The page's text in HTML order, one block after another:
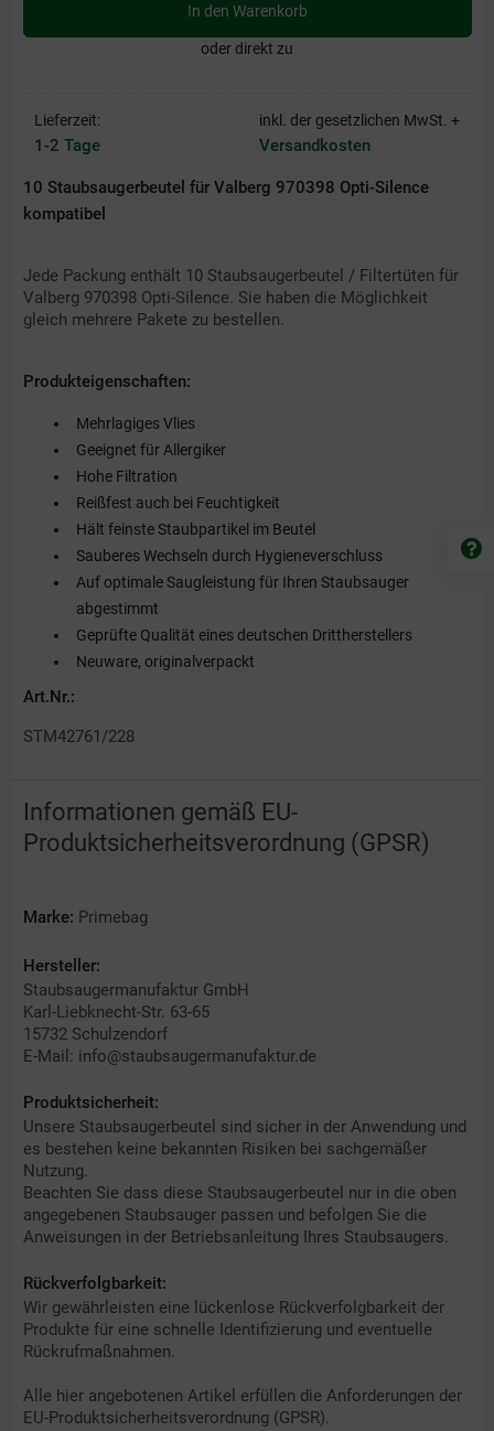
In den Warenkorb
oder direkt zu
Lieferzeit:
1-2 Tage
inkl. der gesetzlichen MwSt. +
Versandkosten
10 Staubsaugerbeutel für Valberg 970398 Opti-Silence
kompatibel
Jede Packung enthält 10 Staubsaugerbeutel / Filtertüten für
Valberg 970398 Opti-Silence. Sie haben die Möglichkeit
gleich mehrere Pakete zu bestellen.
Produkteigenschaften:
Mehrlagiges Vlies
Geeignet für Allergiker
Hohe Filtration
Reißfest auch bei Feuchtigkeit
Hält feinste Staubpartikel im Beutel
Sauberes Wechseln durch Hygieneverschluss
Auf optimale Saugleistung für Ihren Staubsauger
abgestimmt
Geprüfte Qualität eines deutschen Drittherstellers
Neuware, originalverpackt
Art.Nr.:
STM42761/228
Informationen gemäß EU-
Produktsicherheitsverordnung (GPSR)
Marke: Primebag
Hersteller:
Staubsaugermanufaktur GmbH
Karl-Liebknecht-Str. 63-65
15732 Schulzendorf
E-Mail: info@staubsaugermanufaktur.de
Produktsicherheit:
Unsere Staubsaugerbeutel sind sicher in der Anwendung und
es bestehen keine bekannten Risiken bei sachgemäßer
Nutzung.
Beachten Sie dass diese Staubsaugerbeutel nur in die oben
angegebenen Staubsauger passen und befolgen Sie die
Anweisungen in der Betriebsanleitung Ihres Staubsaugers.
Rückverfolgbarkeit:
Wir gewährleisten eine lückenlose Rückverfolgbarkeit der
Produkte für eine schnelle Identifizierung und eventuelle
Rückrufmaßnahmen.
Alle hier angebotenen Artikel erfüllen die Anforderungen der
EU-Produktsicherheitsverordnung (GPSR).